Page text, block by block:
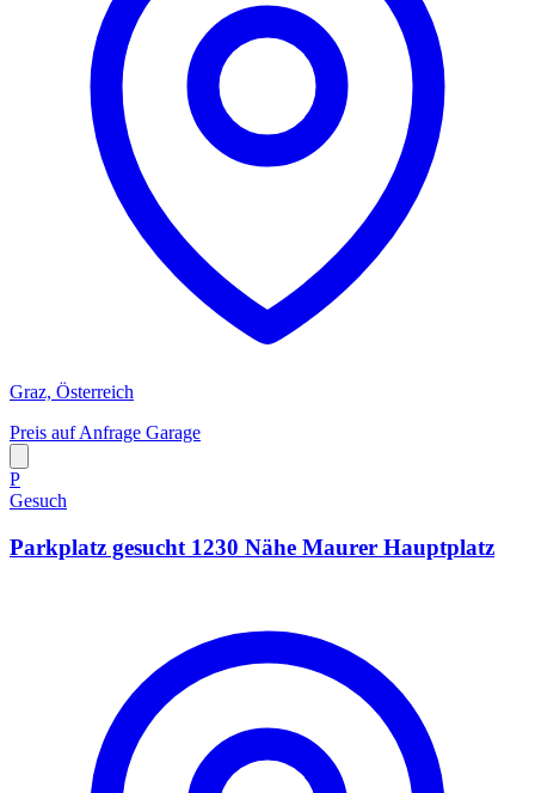
Graz, Österreich
Preis auf Anfrage Garage
P
Gesuch
Parkplatz gesucht 1230 Nähe Maurer Hauptplatz